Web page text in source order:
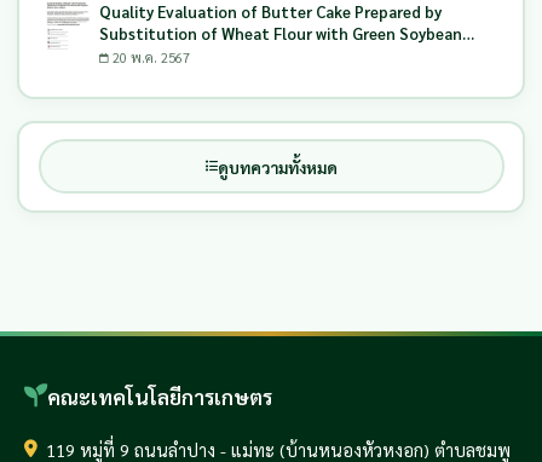
Quality Evaluation of Butter Cake Prepared by
Substitution of Wheat Flour with Green Soybean
(Glycine Max L.) Okara
20 พ.ค. 2567
ดูบทความทั้งหมด
คณะเทคโนโลยีการเกษตร
119 หมู่ที่ 9 ถนนลำปาง - แม่ทะ (บ้านหนองหัวหงอก) ตำบลชมพู